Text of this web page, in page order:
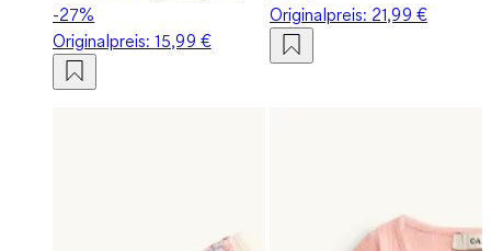
-27%
Originalpreis:15,99 €
Originalpreis: 21,99 €